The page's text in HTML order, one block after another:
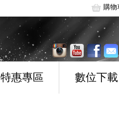
購物
特惠專區 數位下載